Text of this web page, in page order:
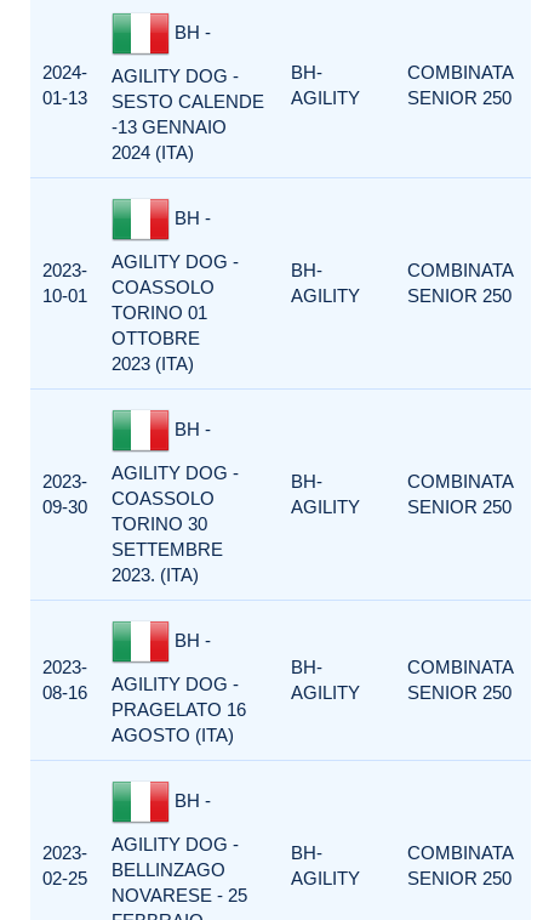
2024-
01-13
BH -
AGILITY DOG -
SESTO CALENDE
-13 GENNAIO
2024 (ITA)
BH-
AGILITY
COMBINATA
SENIOR 250
2023-
10-01
BH -
AGILITY DOG -
COASSOLO
TORINO 01
OTTOBRE
2023 (ITA)
BH-
AGILITY
COMBINATA
SENIOR 250
2023-
09-30
BH -
AGILITY DOG -
COASSOLO
TORINO 30
SETTEMBRE
2023. (ITA)
BH-
AGILITY
COMBINATA
SENIOR 250
2023-
08-16
BH -
AGILITY DOG -
PRAGELATO 16
AGOSTO (ITA)
BH-
AGILITY
COMBINATA
SENIOR 250
2023-
02-25
BH -
AGILITY DOG -
BELLINZAGO
NOVARESE - 25
BH-
AGILITY
COMBINATA
SENIOR 250